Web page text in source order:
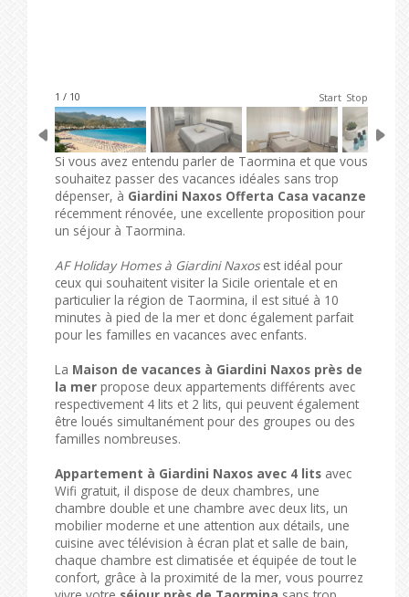
1 / 10 Start Stop
Si vous avez entendu parler de Taormina et que vous
souhaitez passer des vacances idéales sans trop
dépenser, à Giardini Naxos Offerta Casa vacanze
récemment rénovée, une excellente proposition pour
un séjour à Taormina.
AF Holiday Homes à Giardini Naxosest idéal pour
ceux qui souhaitent visiter la Sicile orientale et en
particulier la région de Taormina, il est situé à 10
minutes à pied de la mer et donc également parfait
pour les familles en vacances avec enfants.
La Maison de vacances à Giardini Naxos près de
la mer propose deux appartements différents avec
respectivement 4 lits et 2 lits, qui peuvent également
être loués simultanément pour des groupes ou des
familles nombreuses.
Appartement à Giardini Naxos avec 4 lits avec
Wifi gratuit, il dispose de deux chambres, une
chambre double et une chambre avec deux lits, un
mobilier moderne et une attention aux détails, une
cuisine avec télévision à écran plat et salle de bain,
chaque chambre est climatisée et équipée de tout le
confort, grâce à la proximité de la mer, vous pourrez